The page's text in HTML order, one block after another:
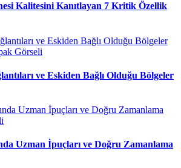
Kalitesini Kanıtlayan 7 Kritik Özellik
ve Eskiden Bağlı Olduğu Bölgeler
Uzman İpuçları ve Doğru Zamanlama